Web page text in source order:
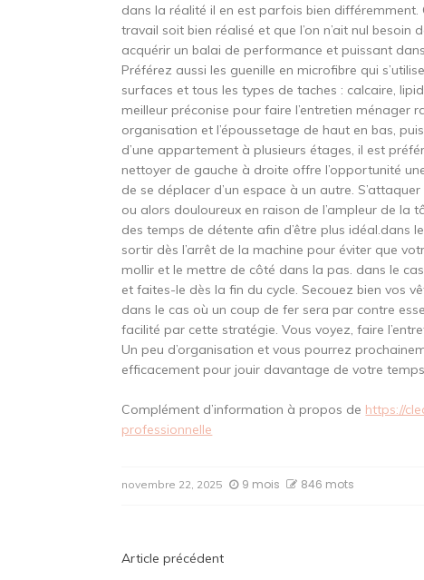
dans la réalité il en est parfois bien
travail soit bien réalisé et que l’on n’ait nul
acquérir un balai de performance et puissant
Préférez aussi les guenille en microfibre qui
surfaces et tous les types de taches : calcaire,
meilleur préconise pour faire l’entretien ménager
organisation et l’époussetage de haut en bas,
d’une appartement à plusieurs étages, il est
nettoyer de gauche à droite offre l’opportunité
de se déplacer d’un espace à un autre.
ou alors douloureux en raison de l’ampleur de la
des temps de détente afin d’être plus idéal.dans
sortir dès l’arrêt de la machine pour éviter que
mollir et le mettre de côté dans la pas. dans le
et faites-le dès la fin du cycle. Secouez bien vos
dans le cas où un coup de fer sera par contre
facilité par cette stratégie. Vous voyez, faire
Un peu d’organisation et vous pourrez
efficacement pour jouir davantage de votre
Complément d’information à propos de https://
professionnelle
novembre 22, 2025 9 mois 846 mots
Navigation
Article précédent